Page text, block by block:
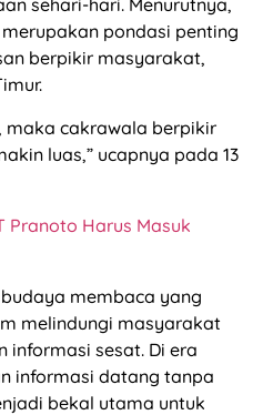
sehari-hari. Menurutnya,
pondasi penting
berpikir masyarakat,
maka cakrawala berpikir
luas,” ucapnya pada 13
Pranoto Harus Masuk
membaca yang
melindungi masyarakat
informasi sesat. Di era
informasi datang tanpa
bekal utama untuk